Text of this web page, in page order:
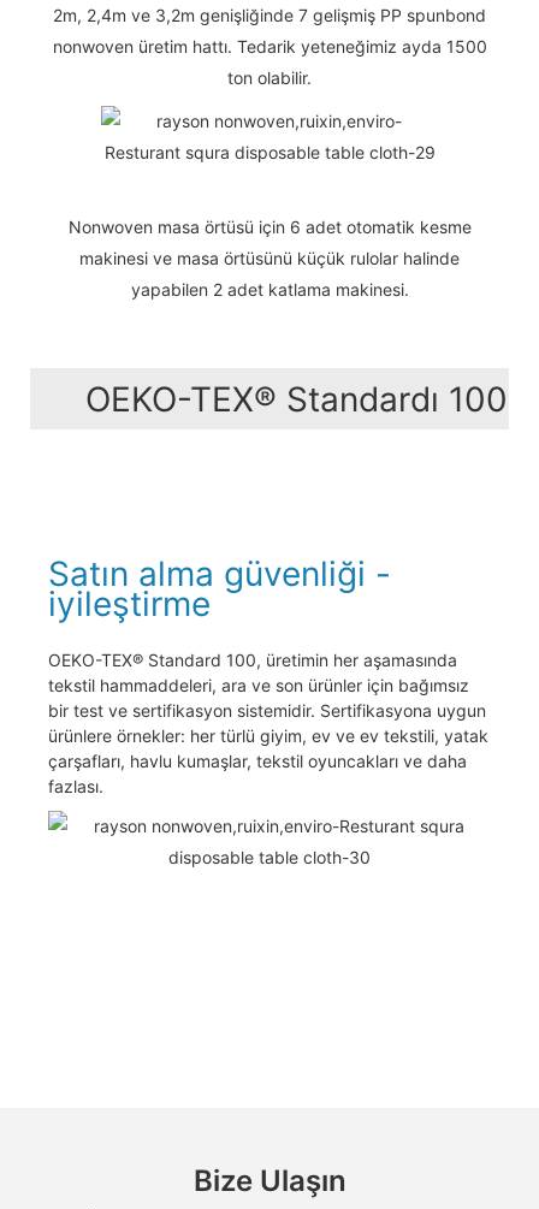
2m, 2,4m ve 3,2m genişliğinde 7 gelişmiş PP spunbond
nonwoven üretim hattı. Tedarik yeteneğimiz ayda 1500
ton olabilir.
Nonwoven masa örtüsü için 6 adet otomatik kesme
makinesi ve masa örtüsünü küçük rulolar halinde
yapabilen 2 adet katlama makinesi.
OEKO-TEX® Standardı 100
Satın alma güvenliği -
iyileştirme
OEKO-TEX® Standard 100, üretimin her aşamasında
tekstil hammaddeleri, ara ve son ürünler için bağımsız
bir test ve sertifikasyon sistemidir. Sertifikasyona uygun
ürünlere örnekler: her türlü giyim, ev ve ev tekstili, yatak
çarşafları, havlu kumaşlar, tekstil oyuncakları ve daha
fazlası.
Bize Ulaşın